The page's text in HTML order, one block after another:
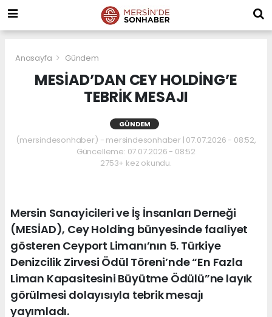
Anasayfa Gündem
MESİAD’DAN CEY HOLDİNG’E
TEBRİK MESAJI
GÜNDEM
(mersindesonhaber) - mersindesonhaber | 07.07.2026 - 08:52,
Güncelleme: 07.07.2026 - 08:52
2753+ kez okundu.
Mersin Sanayicileri ve İş İnsanları Derneği
(MESİAD), Cey Holding bünyesinde faaliyet
gösteren Ceyport Limanı’nın 5. Türkiye
Denizcilik Zirvesi Ödül Töreni’nde “En Fazla
Liman Kapasitesini Büyütme Ödülü”ne layık
görülmesi dolayısıyla tebrik mesajı
yayımladı.